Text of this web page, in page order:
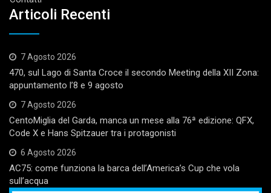
Articoli Recenti
7 Agosto 2026
470, sul Lago di Santa Croce il secondo Meeting della XII Zona:
appuntamento l’8 e 9 agosto
7 Agosto 2026
CentoMiglia del Garda, manca un mese alla 76ª edizione: QFX,
Code X e Hans Spitzauer tra i protagonisti
6 Agosto 2026
AC75: come funziona la barca dell’America’s Cup che vola
sull’acqua